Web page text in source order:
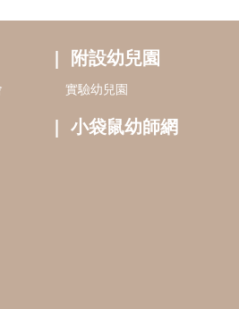
附設幼兒園
實驗幼兒園
小袋鼠幼師網